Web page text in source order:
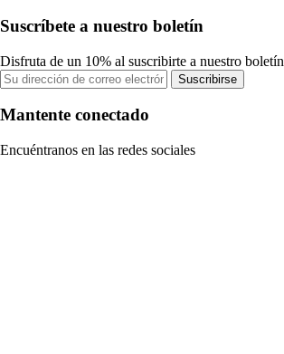
Suscríbete a nuestro boletín
Disfruta de un 10% al suscribirte a nuestro boletín
Suscribirse
Mantente conectado
Encuéntranos en las redes sociales